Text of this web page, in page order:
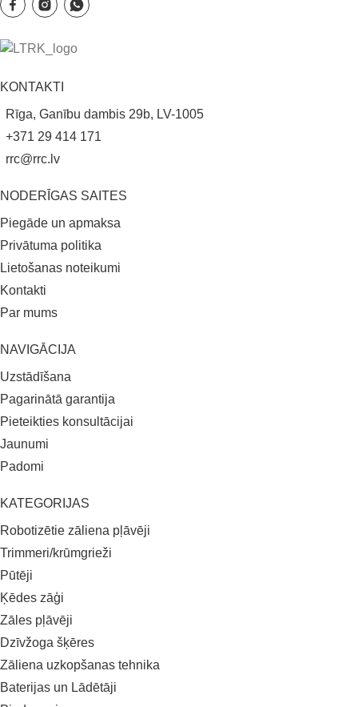
KATEGORIJAS
Robotizētie zāliena pļāvēji
Trimmeri/krūmgrieži
Pūtēji
Ķēdes zāģi
Zāles pļāvēji
Dzīvžoga šķēres
Zāliena uzkopšanas tehnika
Baterijas un Lādētāji
NAVIGĀCIJA
Uzstādīšana
Pagarinātā garantija
Pieteikties konsultācijai
Jaunumi
Padomi
NODERĪGAS SAITES
Piegāde un apmaksa
Privātuma politika
Lietošanas noteikumi
Kontakti
Par mums
KONTAKTI
Rīga, Ganību dambis 29b, LV-1005
+371 29 414 171
rrc@rrc.lv